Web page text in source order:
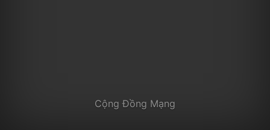
Cộng Đồng Mạng